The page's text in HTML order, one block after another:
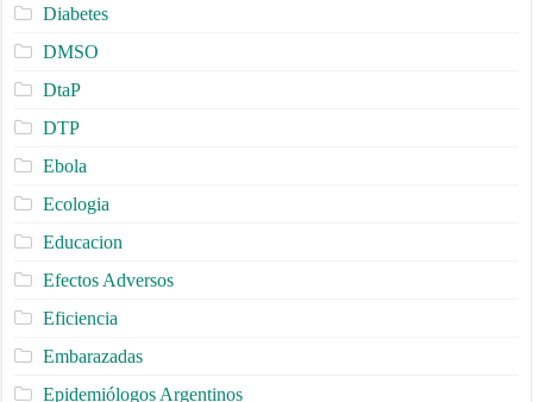
Diabetes
DMSO
DtaP
DTP
Ebola
Ecologia
Educacion
Efectos Adversos
Eficiencia
Embarazadas
Epidemiólogos Argentinos